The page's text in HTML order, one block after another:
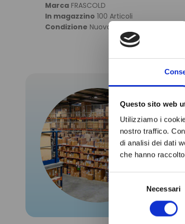
Questo sito web
Utilizziamo i
nostro traffico.
di analisi dei dati
che hanno
Selezione
del
consenso
Necessari
Marca FRASCOLD
In magazzino 100 Articoli
Condizione Nuovo